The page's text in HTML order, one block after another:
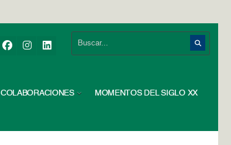
COLABORACIONES MOMENTOS DEL SIGLO XX